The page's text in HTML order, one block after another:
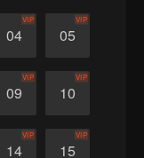
04
VIP
05
VIP
09
VIP
10
VIP
14
VIP
15
VIP